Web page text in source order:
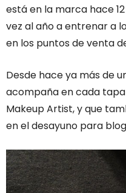
está en la marca hace
vez al año a entrenar a
en los puntos de venta
Desde hace ya más de
acompaña en cada
Makeup Artist, y que
en el desayuno para